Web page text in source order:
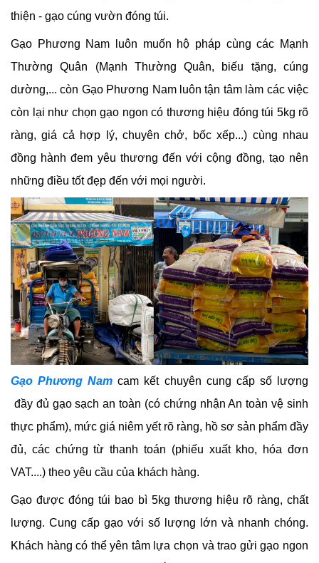
thiện - gạo cúng vườn đóng túi.
Gạo Phương Nam luôn muốn hộ pháp cùng các Mạnh
Thường Quân (Mạnh Thường Quân, biếu tặng, cúng
dường,... còn Gạo Phương Nam luôn tận tâm làm các việc
còn lại như chọn gạo ngon có thương hiệu đóng túi 5kg rõ
ràng, giá cả hợp lý, chuyên chở, bốc xếp...) cùng nhau
đồng hành đem yêu thương đến với cộng đồng, tạo nên
những điều tốt đẹp đến với mọi người.
Gạo Phương Namcam kết chuyên cung cấp số lượng
đầy đủ gạo sạch an toàn (có chứng nhận An toàn vệ sinh
thực phẩm), mức giá niêm yết rõ ràng, hồ sơ sản phẩm đầy
đủ, các chứng từ thanh toán (phiếu xuất kho, hóa đơn
VAT....) theo yêu cầu của khách hàng.
Gạo được đóng túi bao bì 5kg thương hiệu rõ ràng, chất
lượng. Cung cấp gạo với số lượng lớn và nhanh chóng.
Khách hàng có thể yên tâm lựa chọn và trao gửi gạo ngon